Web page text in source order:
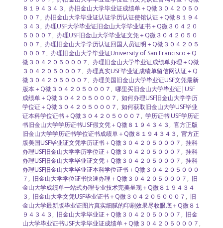
８１９４３４３ , 办旧金山大学毕业证成绩单＋Q微３０４２０５０
００７ , 办旧金山大学毕业证认证学历认证使馆认证＋Q微８１９４
３４３ , 办理USF大学毕业证旧金山大学毕业证书＋Q微３０４２０
５０００７ , 办理USF旧金山大学毕业证文凭＋Q微３０４２０５０
００７ , 办理旧金山大学学历认证回国人员证明＋Q微３０４２０５
０００７ , 办理旧金山大学毕业证University of San Francisco＋Q
微３０４２０５０００７ , 办理旧金山大学毕业证成绩单办理＋Q微
３０４２０５０００７ , 办理真实USF毕业证成绩单留信网认证＋Q
微３０４２０５０００７ , 办理美国旧金山大学毕业证USF文凭最新
版本＋Q微３０４２０５０００７ , 哪里买旧金山大学毕业证|USF
成绩单＋Q微３０４２０５０００７ , 如何办理USF旧金山大学学历
学位证＋Q微３０４２０５０００７ , 如何获取旧金山大学USF毕业
证本科学位证书＋Q微３０４２０５０００７ , 学历证书!USF学历证
书旧金山大学学历证书USF假文凭＋Q微８１９４３４３ , 官方正版
旧金山大学学历证书学位证书成绩单＋Q微８１９４３４３ , 官方正
版美国USF毕业证文凭学历证书＋Q微３０４２０５０００７ , 挂科
办理USF旧金山大学学历学位证＋Q微３０４２０５０００７ , 挂科
办理USF旧金山大学毕业证文凭＋Q微３０４２０５０００７ , 挂科
办理USF旧金山大学毕业证本科学位证书＋Q微３０４２０５０００
７ , 旧金山大学学位证书快速办理＋Q微３０４２０５０００７ , 旧
金山大学成绩单一站式办理专业技术完美呈现＋Q微８１９４３４
３ , 旧金山大学文凭USF毕业证书＋Q微３０４２０５０００７ , 旧
金山大学最新版毕业证图片真实细腻的印刷效果尽收眼底＋Q微８１
９４３４３ , 旧金山大学毕业证＋Q微３０４２０５０００７ , 旧金
山大学毕业证书USF大学毕业证成绩单＋Q微３０４２０５０００７ ,